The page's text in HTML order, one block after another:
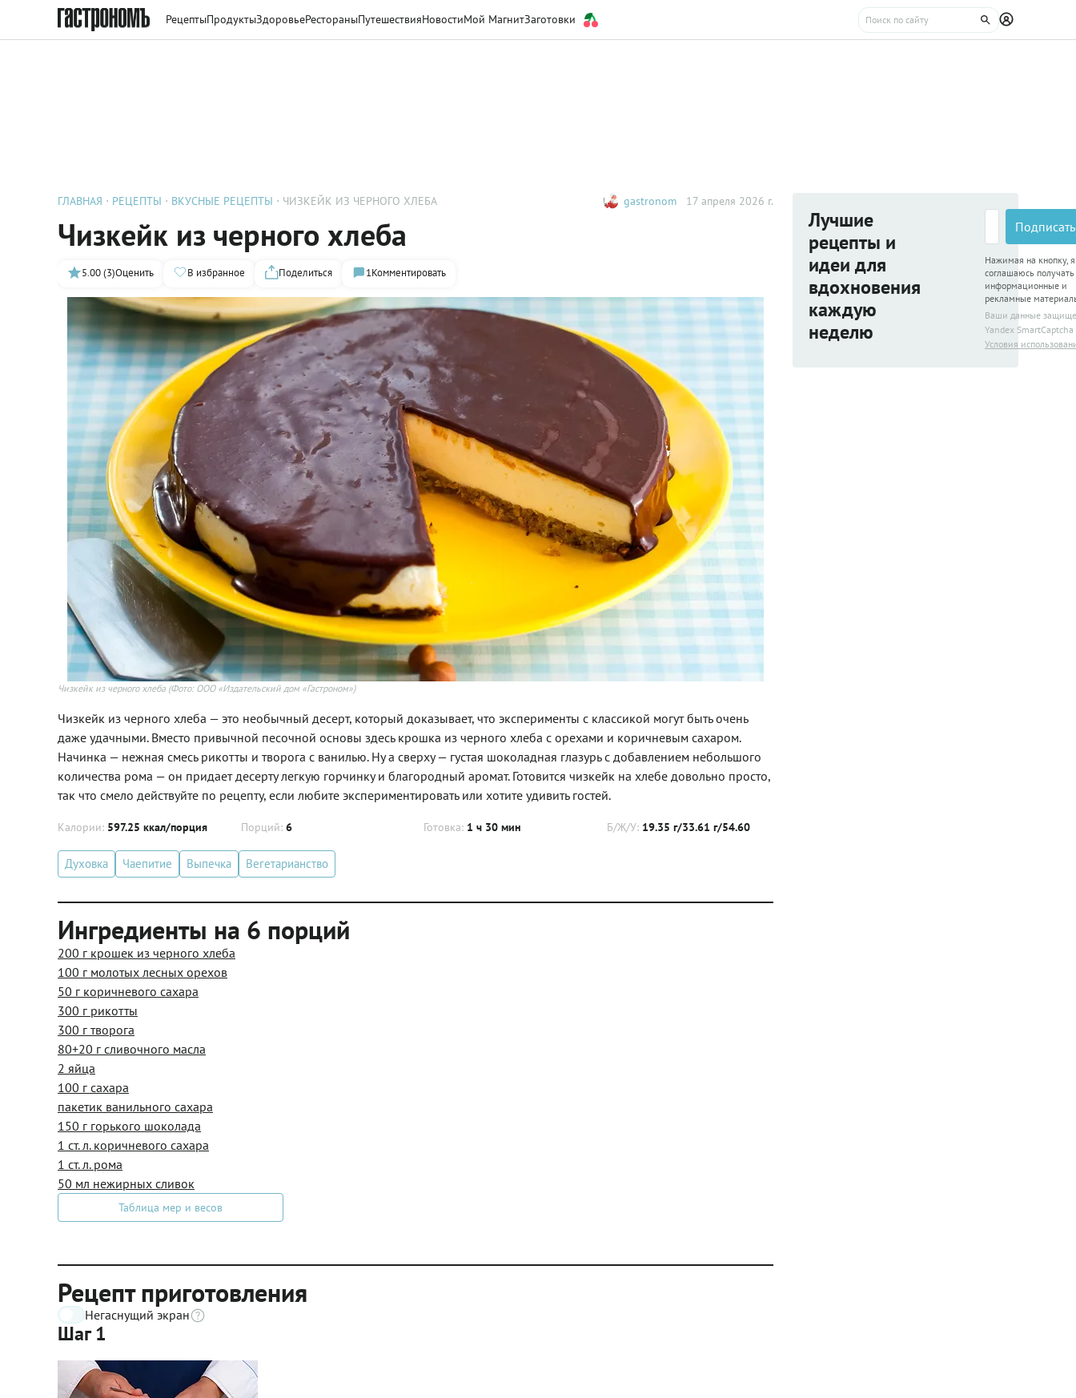
РецептыПродуктыЗдоровьеРестораныПутешествияНовостиМой МагнитЗаготовки
ГЛАВНАЯ РЕЦЕПТЫ ВКУСНЫЕ РЕЦЕПТЫ ЧИЗКЕЙК ИЗ ЧЕРНОГО ХЛЕБА gastronom 17 апреля 2026 г.
Чизкейк из черного хлеба
5.00 (3)Оценить В избранное Поделиться 1Комментировать
Чизкейк из черного хлеба (Фото: ООО «Издательский дом «Гастроном»)
Чизкейк из черного хлеба — это необычный десерт, который доказывает, что эксперименты с классикой могут быть очень
даже удачными. Вместо привычной песочной основы здесь крошка из черного хлеба с орехами и коричневым сахаром.
Начинка — нежная смесь рикотты и творога с ванилью. Ну а сверху — густая шоколадная глазурь с добавлением небольшого
количества рома — он придает десерту легкую горчинку и благородный аромат. Готовится чизкейк на хлебе довольно просто,
так что смело действуйте по рецепту, если любите экспериментировать или хотите удивить гостей.
Калории: 597.25 ккал/порция Порций: 6 Готовка: 1 ч 30 мин Б/Ж/У: 19.35 г/33.61 г/54.60
Духовка Чаепитие Выпечка Вегетарианство
Ингредиенты на 6 порций
200 г крошек из черного хлеба
100 г молотых лесных орехов
50 г коричневого сахара
300 г рикотты
300 г творога
80+20 г сливочного масла
2 яйца
100 г сахара
пакетик ванильного сахара
150 г горького шоколада
1 ст. л. коричневого сахара
1 ст. л. рома
50 мл нежирных сливок
Таблица мер и весов
Рецепт приготовления
Негаснущий экран
Шаг 1
Лучшие
рецепты и
идеи для
вдохновения
каждую
неделю
Нажимая на кнопку, я
соглашаюсь получать
информационные и
рекламные
Ваши данные
Yandex SmartCaptcha
Условия